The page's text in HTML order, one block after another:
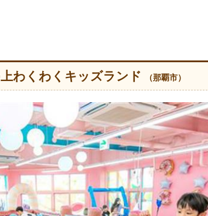
わくわくキッズランド （那覇市）